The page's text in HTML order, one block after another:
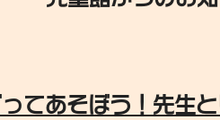
あそぼう！先生と